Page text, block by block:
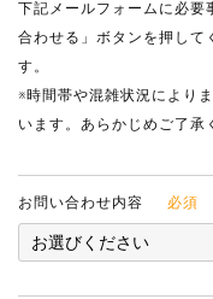
下記メールフォームに必要
合わせる」ボタンを押して
す。
※時間帯や混雑状況により
います。あらかじめご了承
お問い合わせ内容